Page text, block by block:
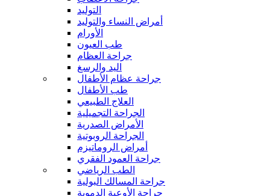
التوليد
أمراض النساء والتوليد
الأورام
طب العيون
جراحة العظام
اليد والرسغ
جراحة عظام الأطفال
طب الأطفال
العلاج الطبيعي
الجراحة التجميلية
الأمراض الصدرية
الجراحة الروبوتية
أمراض الروماتيزم
جراحة العمود الفقري
الطب الرياضي
جراحة المسالك البولية
جراحة الأوعية الدموية